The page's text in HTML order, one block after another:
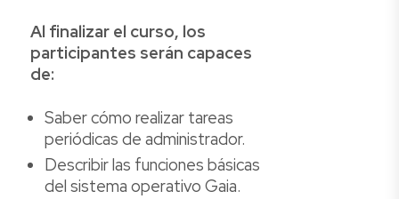
Al finalizar el curso, los
participantes serán capaces
de:
Saber cómo realizar tareas
periódicas de administrador.
Describir las funciones básicas
del sistema operativo Gaia.